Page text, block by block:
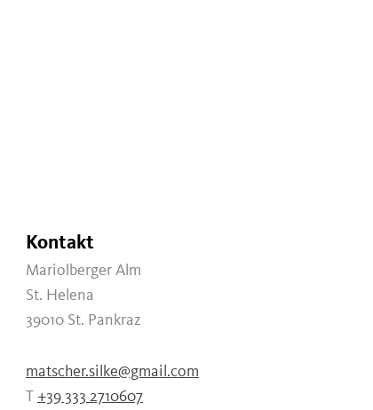
Kontakt
Mariolberger Alm
St. Helena
39010 St. Pankraz
matscher.silke@gmail.com
T +39 333 2710607